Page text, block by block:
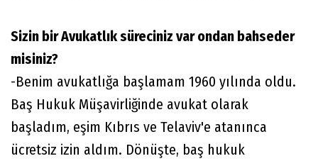
Sizin bir Avukatlık süreciniz var ondan bahseder
misiniz?
-Benim avukatlığa başlamam 1960 yılında oldu.
Baş Hukuk Müşavirliğinde avukat olarak
başladım, eşim Kıbrıs ve Telaviv'e atanınca
ücretsiz izin aldım. Dönüşte, baş hukuk